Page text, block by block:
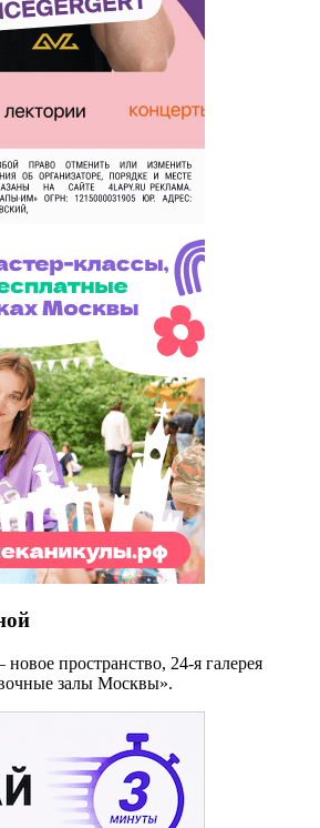
пространство, 24-я галерея
залы Москвы».